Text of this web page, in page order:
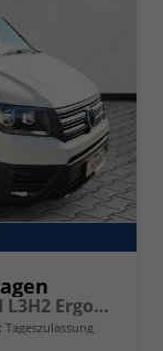
Kasten 35 mittellang FWD 2.0 TDI L3H2 ErgoActive AppCon
Tageszulassung